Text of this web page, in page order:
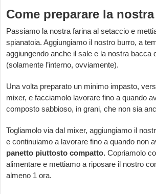
Come preparare la
Passiamo la nostra farina al setaccio e
spianatoia. Aggiungiamo il nostro burro, a
aggiungendo anche il sale e la nostra bacca
(solamente l’interno, ovviamente).
Una volta preparato un minimo impasto,
mixer, e facciamolo lavorare fino a quando
composto sabbioso, in grani, che non sia
Togliamolo via dal mixer, aggiungiamo il
e continuiamo a lavorare fino a quando non
panetto piuttosto compatto. Copriamolo
alimentare e mettiamo a riposare il nostro
almeno 1 ora.